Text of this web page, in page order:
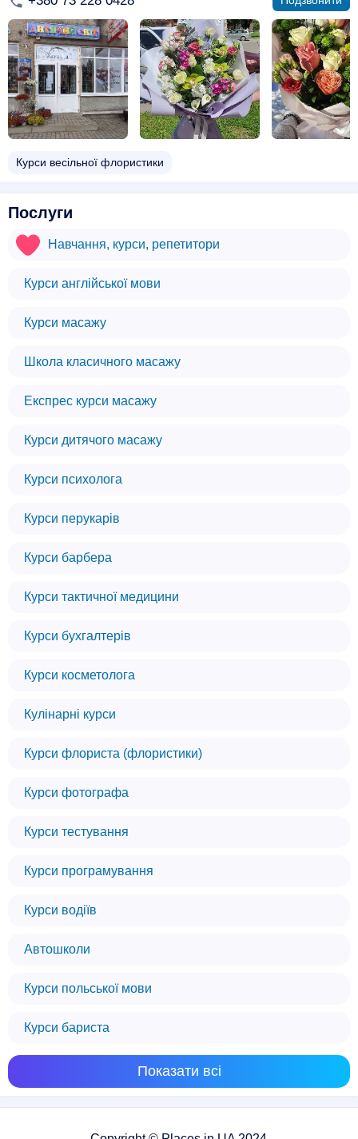
Курси весільної флористики
Послуги
Навчання, курси, репетитори
Курси англійської мови
Курси масажу
Школа класичного масажу
Експрес курси масажу
Курси дитячого масажу
Курси психолога
Курси перукарів
Курси барбера
Курси тактичної медицини
Курси бухгалтерів
Курси косметолога
Кулінарні курси
Курси флориста (флористики)
Курси фотографа
Курси тестування
Курси програмування
Курси водіїв
Автошколи
Курси польської мови
Курси бариста
Показати всі